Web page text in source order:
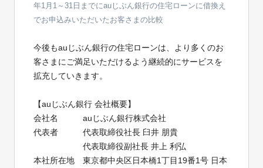
年1月1～31日までにauじぶん銀行の住宅ローンに借換え
でお申込みいただいたお客さまの比較
今後もauじぶん銀行の住宅ローンは、より多くのお
客さまにご満足いただけるよう継続的にサービスを
拡充していきます。
【auじぶん銀行 会社概要】
会社名 auじぶん銀行株式会社
代表者 代表取締役社長 臼井 朋貴
代表取締役副社長 井上 利弘
本社所在地 東京都中央区日本橋1丁目19番1号 日本